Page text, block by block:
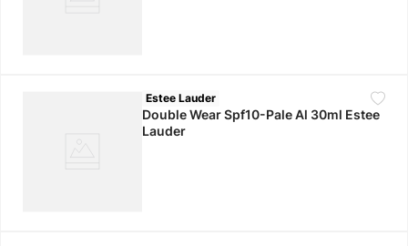
Estee Lauder
Double Wear Spf10-Pale Al 30ml Estee
Lauder